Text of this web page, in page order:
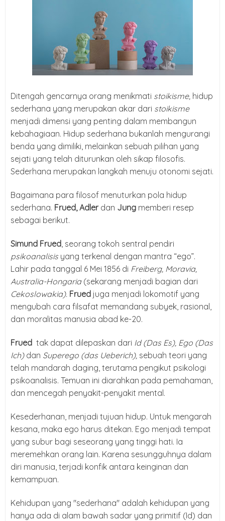
Ditengah gencarnya orang menikmati stoikisme, hidup
sederhana yang merupakan akar dari stoikisme
menjadi dimensi yang penting dalam membangun
kebahagiaan. Hidup sederhana bukanlah mengurangi
benda yang dimiliki, melainkan sebuah pilihan yang
sejati yang telah diturunkan oleh sikap filosofis.
Sederhana merupakan langkah menuju otonomi sejati.
Bagaimana para filosof menuturkan pola hidup
sederhana. Frued, Adler dan Jung memberi resep
sebagai berikut.
Simund Frued, seorang tokoh sentral pendiri
psikoanalisis yang terkenal dengan mantra “ego”.
Lahir pada tanggal 6 Mei 1856 di Freiberg, Moravia,
Australia-Hongaria (sekarang menjadi bagian dari
Cekoslowakia). Frued juga menjadi lokomotif yang
mengubah cara filsafat memandang subyek, rasional,
dan moralitas manusia abad ke-20.
Frued tak dapat dilepaskan dari Id (Das Es), Ego (Das
Ich) dan Superego (das Ueberich), sebuah teori yang
telah mandarah daging, terutama pengikut psikologi
psikoanalisis. Temuan ini diarahkan pada pemahaman,
dan mencegah penyakit-penyakit mental.
Kesederhanan, menjadi tujuan hidup. Untuk mengarah
kesana, maka ego harus ditekan. Ego menjadi tempat
yang subur bagi seseorang yang tinggi hati. Ia
meremehkan orang lain. Karena sesungguhnya dalam
diri manusia, terjadi konfik antara keinginan dan
kemampuan.
Kehidupan yang "sederhana" adalah kehidupan yang
hanya ada di alam bawah sadar yang primitif (Id) dan